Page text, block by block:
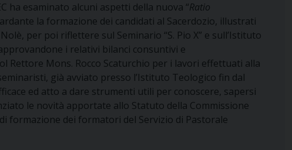
ha esaminato alcuni aspetti della nuova “Ratio
la formazione dei candidati al Sacerdozio, illustrati
per poi riflettere sul Seminario “S. Pio X” e sull’Istituto
i relativi bilanci consuntivi e
Rettore Mons. Rocco Scaturchio per i lavori effettuati alla
già avviato presso l’Istituto Teologico fin dal
ed atto a dare strumenti utili per conoscere, sapersi
le novità apportate allo Statuto della Commissione
formazione dei formatori del Servizio di Pastorale